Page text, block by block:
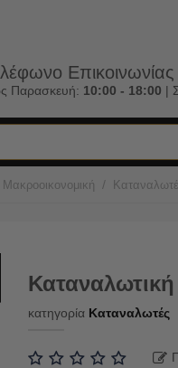
Επικοινωνίας
Παρασκευή: 10:00 - 18:00 |
Μακροοικονομική /
κατηγορία Καταναλωτές